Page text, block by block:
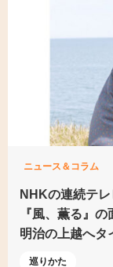
ニュース＆コラム
NHKの連続テ
『風、薫る』の
明治の上越へタ
巡りかた